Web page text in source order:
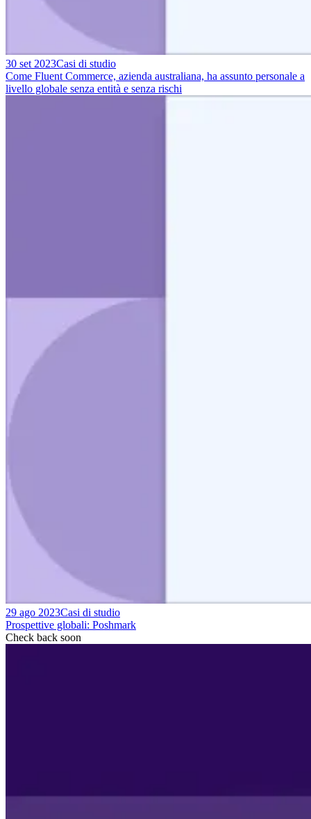
30 set 2023Casi di studio
Come Fluent Commerce, azienda australiana, ha assunto personale a
livello globale senza entità e senza rischi
29 ago 2023Casi di studio
Prospettive globali: Poshmark
Check back soon